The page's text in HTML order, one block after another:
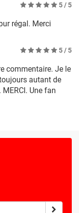
5/ 5
régal. Merci
5/ 5
commentaire. Je le
autant de
Une fan